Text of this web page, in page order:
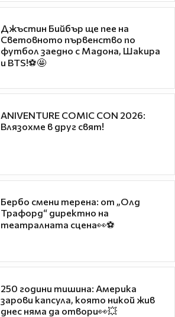
Джъстин Бийбър ще пее на
Световното първенство по
футбол заедно с Мадона, Шакира
и BTS!⚽🤩
ANIVENTURE COMIC CON 2026:
Влязохме в друг свят!
Бербо смени терена: от „Олд
Трафорд“ директно на
театралната сцена👀⚽
250 години тишина: Америка
зарови капсула, която никой жив
днес няма да отвори👀💥